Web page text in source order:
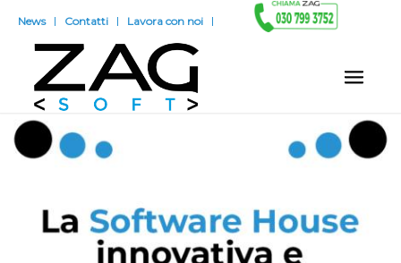
News Contatti Lavora con noi